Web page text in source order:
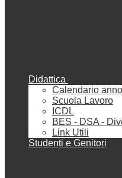
Didattica
Calendario
Scuola Lavoro
ICDL
BES - DSA -
Link Utili
Studenti e Genitori